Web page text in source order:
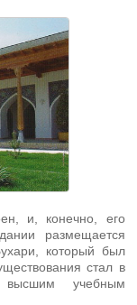
и, конечно, его
размещается
который был
стал в
высшим учебным